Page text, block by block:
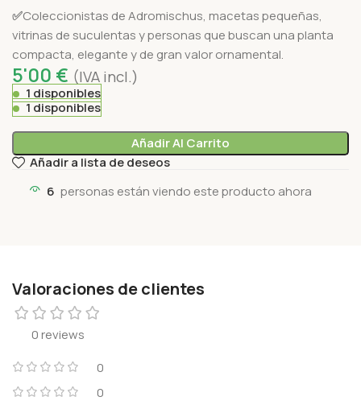
✅Coleccionistas de Adromischus, macetas pequeñas,
vitrinas de suculentas y personas que buscan una planta
compacta, elegante y de gran valor ornamental.
5'00 € (IVA incl.)
1 disponibles
1 disponibles
Añadir Al Carrito
Añadir a lista de deseos
6 personas están viendo este producto ahora
Valoraciones de clientes
0 reviews
0
0